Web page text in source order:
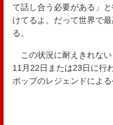
て話し合う必要がある」
けてるよ。だって世界で
る。
この状況に耐えきれない
11月22日または23日に行
ポップのレジェンドによ